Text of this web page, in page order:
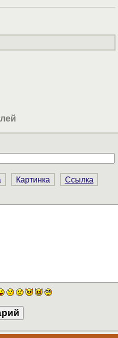
Картинка Ссылка